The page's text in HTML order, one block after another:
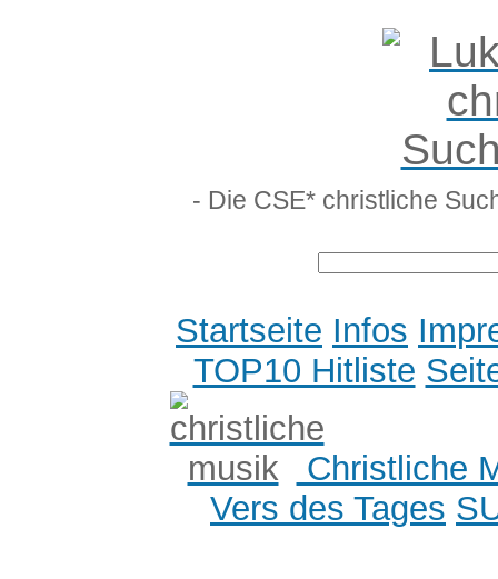
- Die CSE* christliche
Startseite Infos
TOP10 Hitliste
Christliche
Vers des Tages